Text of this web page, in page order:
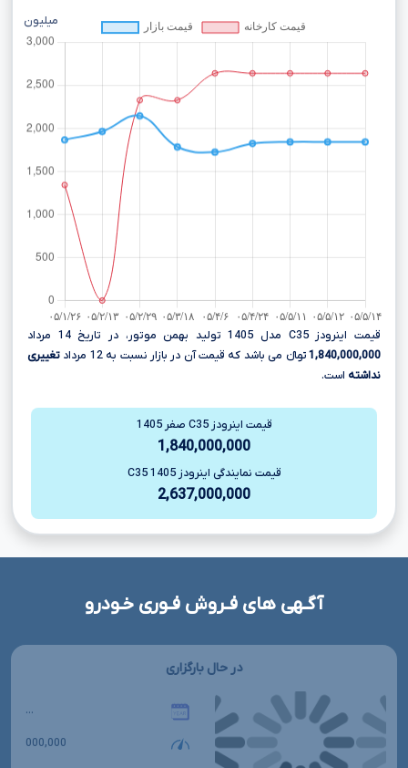
میلیون
قیمت اینرودز C35 مدل 1405 تولید بهمن موتور، در تاریخ 14 مرداد
1,840,000,000 تومانءءء می باشد که قیمت آن در بازار نسبت به 12 مرداد
تغییری
نداشته است.
قیمت اینرودز C35 صفر 1405
1,840,000,000
قیمت نمایندگی اینرودز C35 1405
2,637,000,000
آگـهی های فـروش فـوری خـودرو
در حال بارگزاری
...
000,000